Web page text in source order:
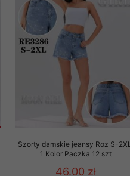
Szorty damskie jeansy Roz S-2XL,
1 Kolor Paczka 12 szt
46.00 zł